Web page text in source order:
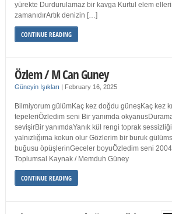
yürekte Durdurulamaz bir kavga Kurtul elem
zamanıdırArtık denizin […]
CONTINUE READING
Özlem / M Can Guney
Güneyin Işıkları | February 16, 2025
Bilmiyorum gülümKaç kez doğdu güneşKaç kez
tepeleriÖzledim seni Bir yanımda
sevişirBir yanımdaYanık kül rengi toprak
yalnızlığıma kokun olur Gözlerim bir buruk
buğusu öpüşlerinGeceler boyuÖzledim seni
Toplumsal Kaynak / Memduh Güney
CONTINUE READING